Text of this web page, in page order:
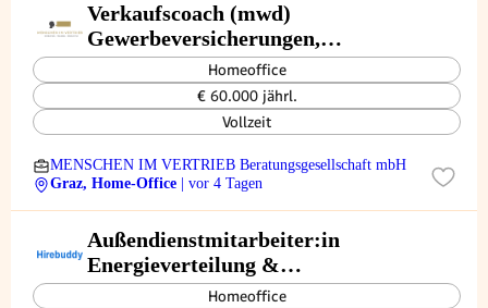
Verkaufscoach (mwd)
Gewerbeversicherungen,
Steiermark
Homeoffice
€ 60.000 jährl.
Vollzeit
MENSCHEN IM VERTRIEB Beratungsgesellschaft mbH
Graz, Home-Office
| vor 4 Tagen
Außendienstmitarbeiter:in
Energieverteilung &
GebäudetechnikHomeoffice